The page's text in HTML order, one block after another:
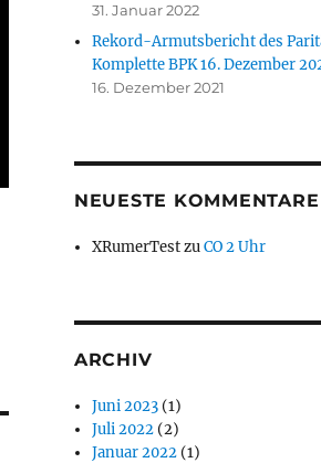
31. Januar 2022
Rekord-Armutsbericht des
Komplette BPK 16. Dezember
16. Dezember 2021
NEUESTE KOMMENTARE
XRumerTestzuCO 2 Uhr
ARCHIV
Juni 2023 (1)
Juli 2022 (2)
Januar 2022 (1)